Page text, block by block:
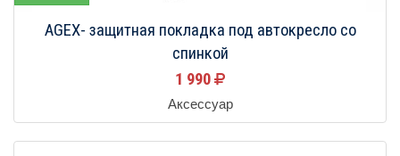
AGEX- защитная покладка под автокресло со
спинкой
1 990
Аксессуар